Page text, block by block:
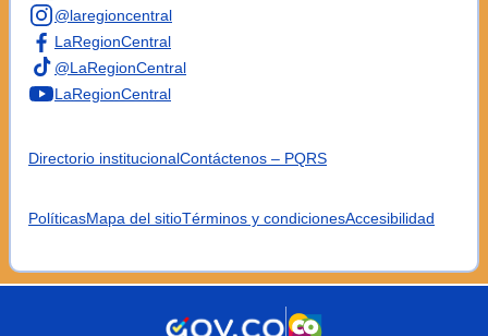
@laregioncentral
LaRegionCentral
@LaRegionCentral
LaRegionCentral
Directorio institucionalContáctenos – PQRS
PolíticasMapa del sitioTérminos y condicionesAccesibilidad